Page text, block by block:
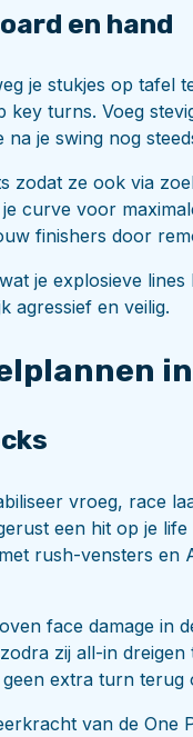
en hand
je stukjes op tafel
key turns. Voeg
je swing nog
zodat ze ook via
curve voor
finishers door
je explosieve
agressief en veilig.
vroeg, race
een hit op je
rush-vensters
face damage in
zij all-in dreigen
extra turn terug
van de